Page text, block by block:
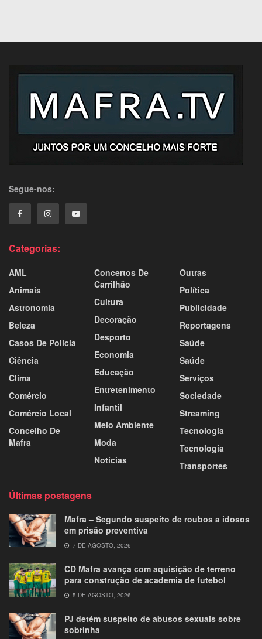
Segue-nos:
Categorias:
AML
Animais
Astronomia
Beleza
Casos De Policia
Ciência
Clima
Comércio
Comércio Local
Concelho De
Mafra
Concertos De
Carrilhão
Cultura
Decoração
Desporto
Economia
Educação
Entretenimento
Infantil
Meio Ambiente
Moda
Notícias
Outras
Política
Publicidade
Reportagens
Saúde
Saúde
Serviços
Sociedade
Streaming
Tecnologia
Tecnologia
Transportes
Últimas postagens
Mafra – Segundo suspeito de roubos a idosos
em prisão preventiva
7 DE AGOSTO, 2026
CD Mafra avança com aquisição de terreno
para construção de academia de futebol
5 DE AGOSTO, 2026
PJ detém suspeito de abusos sexuais sobre
sobrinha